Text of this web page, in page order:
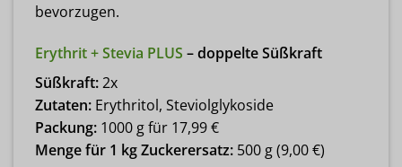
bevorzugen.
Erythrit + Stevia PLUS – doppelte Süßkraft
Süßkraft:2x
Zutaten: Erythritol, Steviolglykoside
Packung: 1000 g für 17,99 €
Menge für 1 kg Zuckerersatz: 500 g (9,00 €)